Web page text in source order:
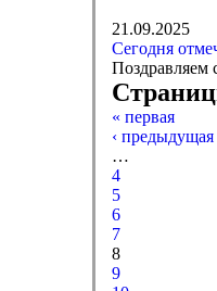
21.09.2025
Сегодня
Поздравляем
« первая
‹ предыдущая
…
4
5
6
7
8
9